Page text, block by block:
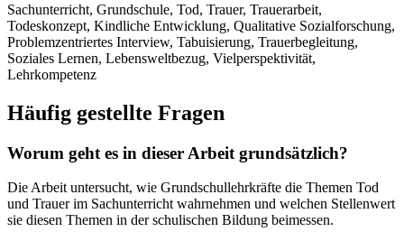
Sachunterricht, Grundschule, Tod, Trauer, Trauerarbeit,
Todeskonzept, Kindliche Entwicklung, Qualitative Sozialforschung,
Problemzentriertes Interview, Tabuisierung, Trauerbegleitung,
Soziales Lernen, Lebensweltbezug, Vielperspektivität,
Lehrkompetenz
Häufig gestellte Fragen
Worum geht es in dieser Arbeit grundsätzlich?
Die Arbeit untersucht, wie Grundschullehrkräfte die Themen Tod
und Trauer im Sachunterricht wahrnehmen und welchen Stellenwert
sie diesen Themen in der schulischen Bildung beimessen.